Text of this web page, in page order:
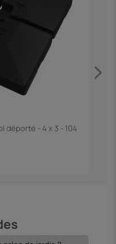
déporté - 4 x 3 - 104